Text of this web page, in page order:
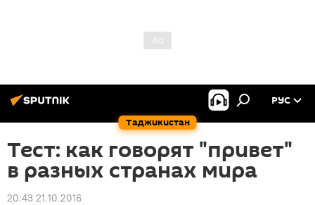
Таджикистан
РУС
Тест: как говорят "привет"
в разных странах мира
20:43 21.10.2016